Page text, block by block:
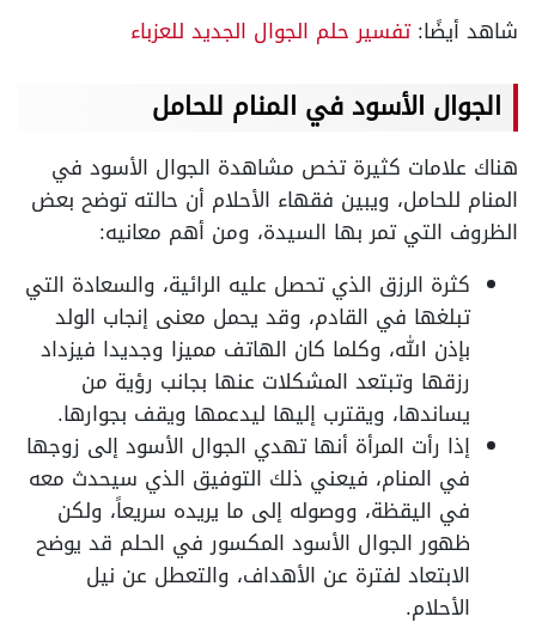
شاهد أيضًا:تفسير حلم الجوال الجديد للعزباء
الجوال الأسود في المنام للحامل
هناك علامات كثيرة تخص مشاهدة الجوال الأسود في
المنام للحامل، ويبين فقهاء الأحلام أن حالته توضح بعض
الظروف التي تمر بها السيدة، ومن أهم معانيه:
كثرة الرزق الذي تحصل عليه الرائية، والسعادة التي
تبلغها في القادم، وقد يحمل معنى إنجاب الولد
بإذن الله، وكلما كان الهاتف مميزا وجديدا فيزداد
رزقها وتبتعد المشكلات عنها بجانب رؤية من
يساندها، ويقترب إليها ليدعمها ويقف بجوارها.
إذا رأت المرأة أنها تهدي الجوال الأسود إلى زوجها
في المنام، فيعني ذلك التوفيق الذي سيحدث معه
في اليقظة، ووصوله إلى ما يريده سريعاً، ولكن
ظهور الجوال الأسود المكسور في الحلم قد يوضح
الابتعاد لفترة عن الأهداف، والتعطل عن نيل
الأحلام.